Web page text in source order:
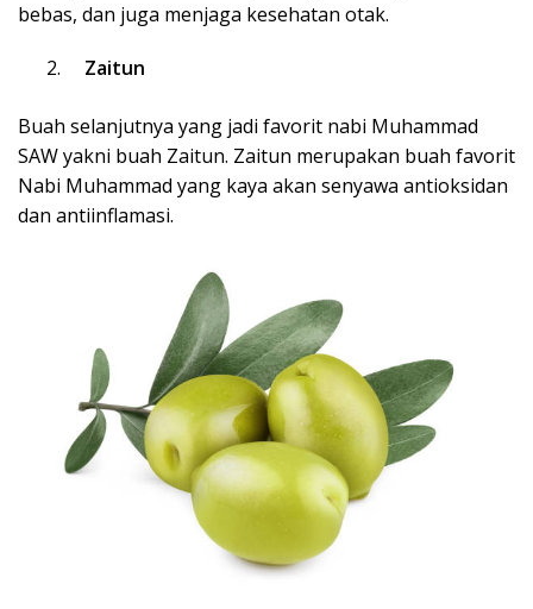
bebas, dan juga menjaga kesehatan otak.
Zaitun
Buah selanjutnya yang jadi favorit nabi Muhammad
SAW yakni buah Zaitun. Zaitun merupakan buah favorit
Nabi Muhammad yang kaya akan senyawa antioksidan
dan antiinflamasi.